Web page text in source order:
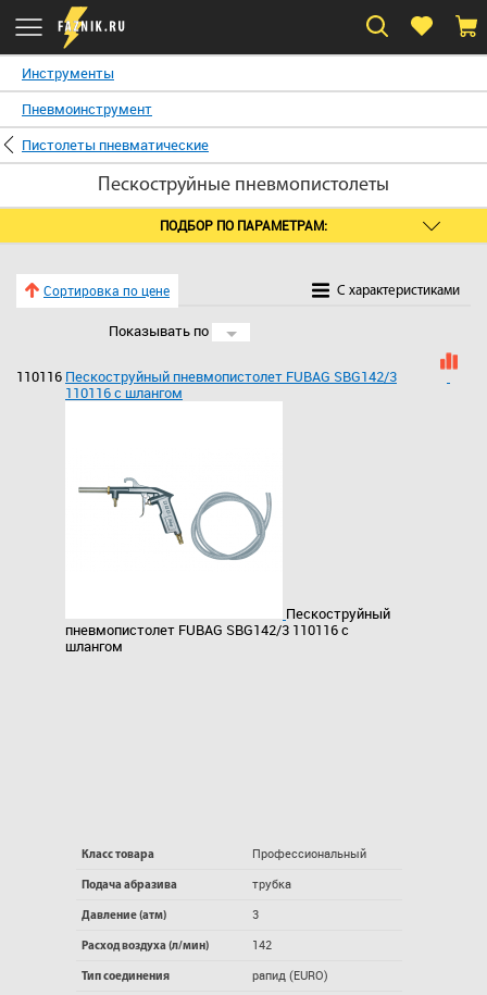
Инструменты
Пневмоинструмент
Пистолеты пневматические
Пескоструйные пневмопистолеты
ПОДБОР ПО ПАРАМЕТРАМ:
Сортировка по цене C характеристиками
Показывать по 24
110116 Пескоструйный пневмопистолет FUBAG SBG142/3
110116 с шлангом
Пескоструйный
пневмопистолет FUBAG SBG142/3 110116 с
шлангом
Класс товара Профессиональный
Подача абразива трубка
Давление (атм) 3
Расход воздуха (л/мин) 142
Тип соединения рапид (EURO)